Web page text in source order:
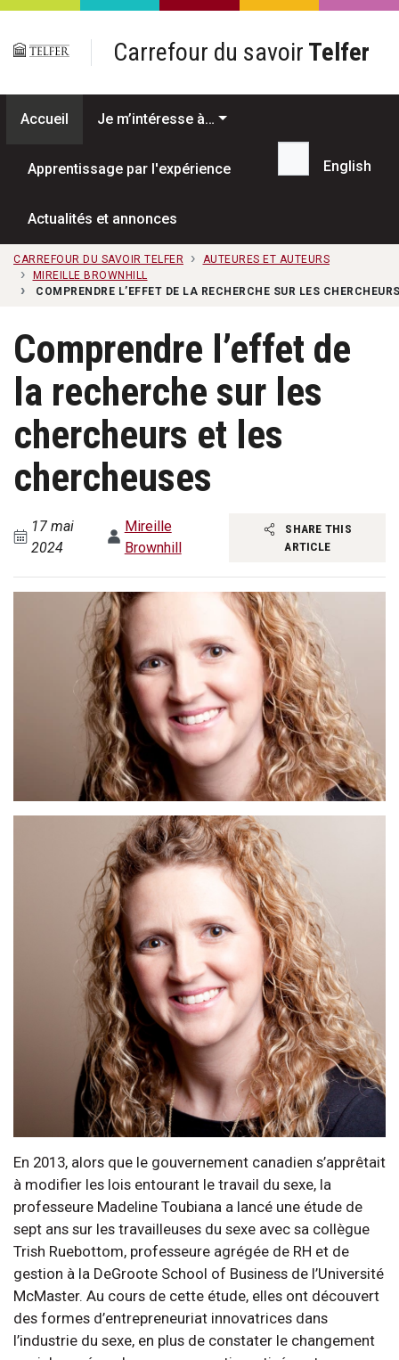
Passer au contenu principal
Carrefour du savoir Telfer
Accueil Je m’intéresse à…
Apprentissage par l'expérience
Actualités et annonces
Recherche...
English
CARREFOUR DU SAVOIR TELFER
AUTEURES ET AUTEURS
MIREILLE BROWNHILL
COMPRENDRE L’EFFET DE LA RECHERCHE SUR LES
Comprendre l’effet de
la recherche sur les
chercheurs et les
chercheuses
17 mai
2024
Mireille
Brownhill
SHARE THIS
ARTICLE
En 2013, alors que le gouvernement canadien s’apprêtait
à modifier les lois entourant le travail du sexe, la
professeure Madeline Toubiana a lancé une étude de
sept ans sur les travailleuses du sexe avec sa collègue
Trish Ruebottom, professeure agrégée de RH et de
gestion à la DeGroote School of Business de l’Université
McMaster. Au cours de cette étude, elles ont découvert
des formes d’entrepreneuriat innovatrices dans
l’industrie du sexe, en plus de constater le changement